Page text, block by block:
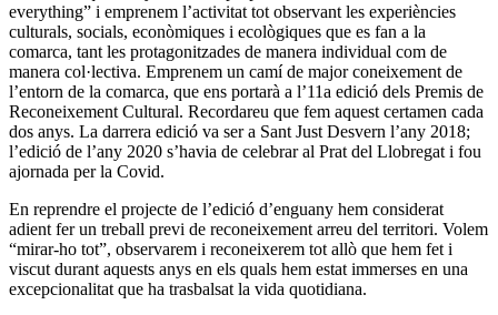
everything” i emprenem l’activitat tot observant les experiències
culturals, socials, econòmiques i ecològiques que es fan a la
comarca, tant les protagonitzades de manera individual com de
manera col·lectiva. Emprenem un camí de major coneixement de
l’entorn de la comarca, que ens portarà a l’11a edició dels Premis de
Reconeixement Cultural. Recordareu que fem aquest certamen cada
dos anys. La darrera edició va ser a Sant Just Desvern l’any 2018;
l’edició de l’any 2020 s’havia de celebrar al Prat del Llobregat i fou
ajornada per la Covid.
En reprendre el projecte de l’edició d’enguany hem considerat
adient fer un treball previ de reconeixement arreu del territori. Volem
“mirar-ho tot”, observarem i reconeixerem tot allò que hem fet i
viscut durant aquests anys en els quals hem estat immerses en una
excepcionalitat que ha trasbalsat la vida quotidiana.